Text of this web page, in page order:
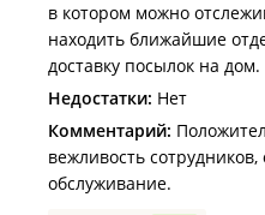
в котором можно
находить ближайшие
доставку посылок на дом.
Недостатки: Нет
Комментарий:
вежливость
обслуживание.